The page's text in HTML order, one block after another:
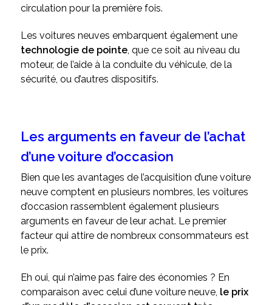
circulation pour la première fois.
Les voitures neuves embarquent également une
technologie de pointe, que ce soit au niveau du
moteur, de l’aide à la conduite du véhicule, de la
sécurité, ou d’autres dispositifs.
Les arguments en faveur de l’achat
d’une voiture d’occasion
Bien que les avantages de l’acquisition d’une voiture
neuve comptent en plusieurs nombres, les voitures
d’occasion rassemblent également plusieurs
arguments en faveur de leur achat. Le premier
facteur qui attire de nombreux consommateurs est
le prix.
Eh oui, qui n’aime pas faire des économies ? En
comparaison avec celui d’une voiture neuve, le prix